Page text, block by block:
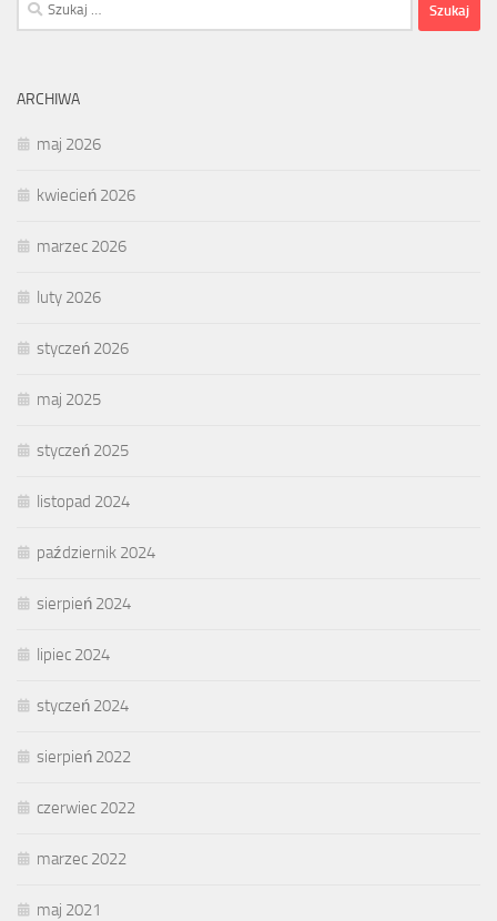
ARCHIWA
maj 2026
kwiecień 2026
marzec 2026
luty 2026
styczeń 2026
maj 2025
styczeń 2025
listopad 2024
październik 2024
sierpień 2024
lipiec 2024
styczeń 2024
sierpień 2022
czerwiec 2022
marzec 2022
maj 2021